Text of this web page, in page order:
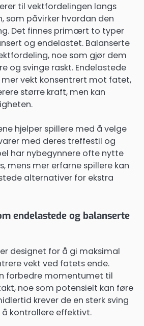
til vektfordelingen langs
som påvirker hvordan den
Det finnes primært to typer
og endelastet. Balanserte
noe som gjør dem
og svinge raskt. Endelastede
vekt konsentrert mot fatet,
større kraft, men kan
hjelper spillere med å velge
med deres treffestil og
har nybegynnere ofte nytte
mens mer erfarne spillere kan
alternativer for ekstra
endelastede og balanserte
designet for å gi maksimal
vekt ved fatets ende.
forbedre momentumet til
noe som potensielt kan føre
krever de en sterk sving
kontrollere effektivt.